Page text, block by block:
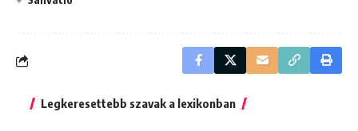
Legkeresettebb szavak a lexikonban